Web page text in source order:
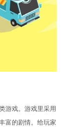
游戏。游戏里采用
富的剧情。给玩家